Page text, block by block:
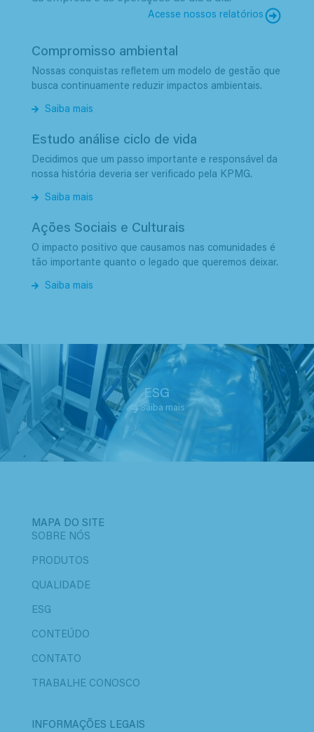
Acesse nossos relatórios
Compromisso ambiental
Nossas conquistas refletem um modelo de gestão que
busca continuamente reduzir impactos ambientais.
Saiba mais
Estudo análise ciclo de vida
Decidimos que um passo importante e responsável da
nossa história deveria ser verificado pela KPMG.
Saiba mais
Ações Sociais e Culturais
O impacto positivo que causamos nas comunidades é
tão importante quanto o legado que queremos deixar.
Saiba mais
ESG
Saiba mais
MAPA DO SITE
SOBRE NÓS
PRODUTOS
QUALIDADE
ESG
CONTEÚDO
CONTATO
TRABALHE CONOSCO
INFORMAÇÕES LEGAIS